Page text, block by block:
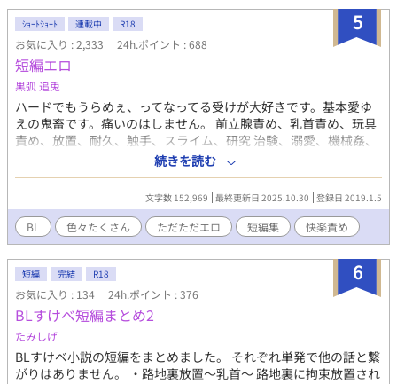
た家族を捨て、新たな家族と幸せになる！ ★注意★ 初の作品で
す。ご容赦くださいませ💦 ご都合主義。基本的にチート溺愛で
す。ざまぁは軽め。 ひたすら主人公かわいいです。苦手な方はそ
っ閉じを！ 感想などコメント、イイネ、エール頂ければ作者モチ
ベが上がります♡
5
ｼｮｰﾄｼｮｰﾄ 連載中 R18
お気に入り : 2,333 24h.ポイント : 688
短編エロ
黒弧 追兎
ハードでもうらめぇ、ってなってる受けが大好きです。基本愛ゆ
えの鬼畜です。痛いのはしません。 前立腺責め、乳首責め、玩具
責め、放置、耐久、触手、スライム、研究 治験、溺愛、機械姦、
などなど気分に合わせて色々書いてます。リバは無いです。 挿入
ありは.が付きます よろしければどうぞ。 リクエスト募集中！
続きを読む
文字数 152,969 最終更新日 2025.10.30 登録日 2019.1.5
BL 色々たくさん ただただエロ 短編集 快楽責め
6
短編 完結 R18
お気に入り : 134 24h.ポイント : 376
BLすけべ短編まとめ2
たみしげ
BLすけべ小説の短編をまとめました。 それぞれ単発で他の話と繋
がりはありません。 ・路地裏放置〜乳首〜 路地裏に拘束放置され